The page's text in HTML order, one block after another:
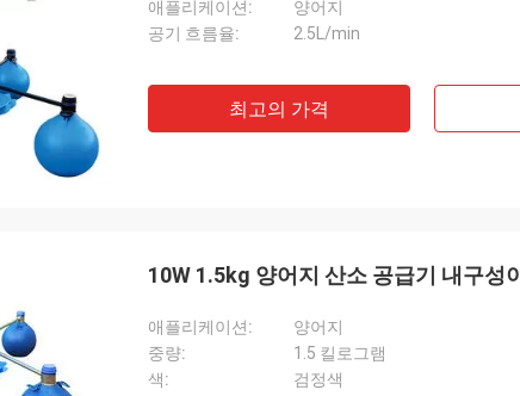
애플리케이션:
양어지
공기 흐름율:
2.5L/min
최고의 가격
10W 1.5kg 양어지 산소 공급기 내구성
애플리케이션:
양어지
중량:
1.5 킬로그램
색:
검정색